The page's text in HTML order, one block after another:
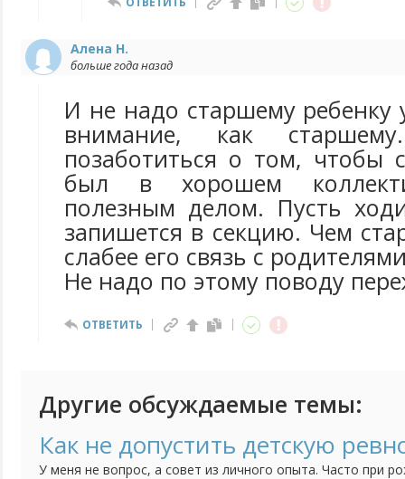
Алена Н.
больше года назад
И не надо старшему ребенку
внимание, как
позаботиться о том, чтобы
был в хорошем
полезным делом. Пусть
запишется в секцию. Чем
слабее его связь с
Не надо по этому поводу
ОТВЕТИТЬ
Другие обсуждаемые темы:
Как не допустить детскую
У меня не вопрос, а совет из личного опыта. Часто при